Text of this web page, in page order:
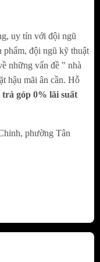
tục đun nấu trở
trượt Slider
động trở lại
khởi chạy trở
Với công
ủ ấm ở nhiệt
được lập trình
chúng ta duy
mà không bị
làm giảm chất
biệt về mùa
uy tín với đội ngũ
phẩm, đội ngũ kỹ thuật
những vấn đề " nhà
hậu mãi ân cần. Hỗ
trả góp 0% lãi suất
phường Tân